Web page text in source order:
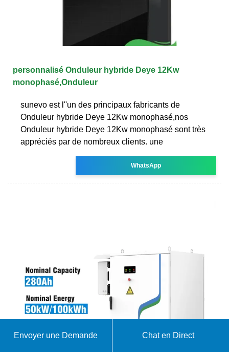
personnalisé Onduleur hybride Deye 12Kw
monophasé,Onduleur
sunevo est l''un des principaux fabricants de
Onduleur hybride Deye 12Kw monophasé,nos
Onduleur hybride Deye 12Kw monophasé sont très
appréciés par de nombreux clients. une
WhatsApp
Envoyer une Demande Chat en Direct